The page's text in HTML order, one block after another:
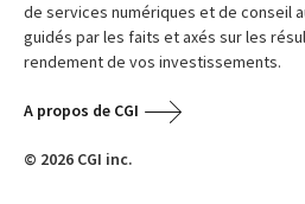
de services numériques et de conseil
guidés par les faits et axés sur les
rendement de vos investissements.
A propos de CGI
© 2026 CGI inc.